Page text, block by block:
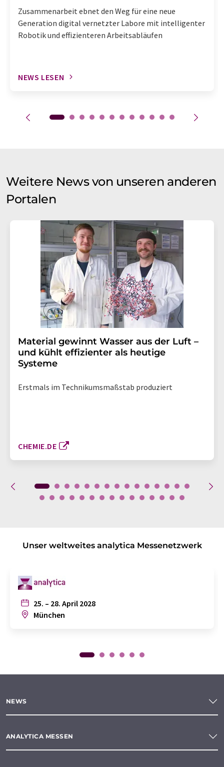
Zusammenarbeit ebnet den Weg für eine neue
Generation digital vernetzter Labore mit intelligenter
Robotik und effizienteren Arbeitsabläufen
NEWS LESEN
Weitere News von unseren anderen
Portalen
Material gewinnt Wasser aus der Luft –
und kühlt effizienter als heutige
Systeme
Erstmals im Technikumsmaßstab produziert
CHEMIE.DE
Unser weltweites analytica Messenetzwerk
25. – 28. April 2028
München
NEWS
ANALYTICA MESSEN